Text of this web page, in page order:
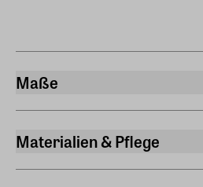
Maße
Materialien & Pflege